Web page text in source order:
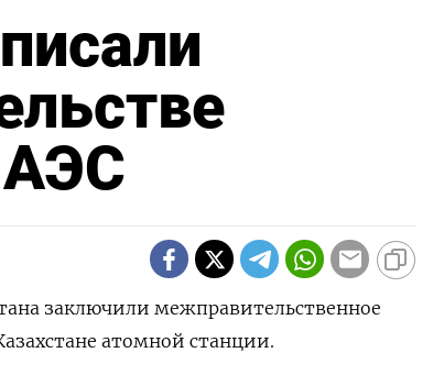
АЭС
заключили межправительственное
атомной станции.